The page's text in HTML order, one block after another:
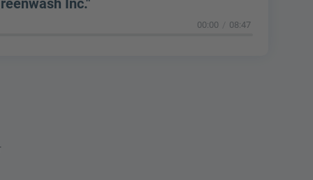
Inc."
00:00 08:47